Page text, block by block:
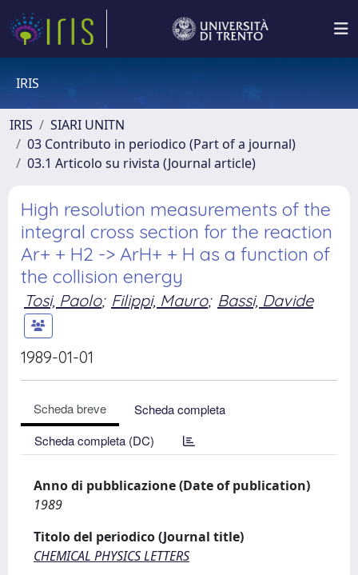
IRIS
IRIS
SIARI UNITN
03 Contributo in periodico (Part of a journal)
03.1 Articolo su rivista (Journal article)
High resolution measurements of the
integral cross section for the reaction
Ar+ + H2 -> ArH+ + H as a function of
the collision energy
Tosi, Paolo; Filippi, Mauro; Bassi, Davide
1989-01-01
Scheda breve
Scheda completa
Scheda completa (DC)
Anno di pubblicazione (Date of publication)
1989
Titolo del periodico (Journal title)
CHEMICAL PHYSICS LETTERS